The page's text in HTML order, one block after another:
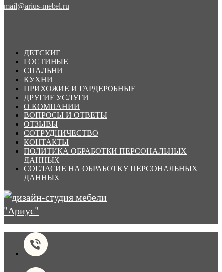
mail@arius-mebel.ru
ДЕТСКИЕ
ГОСТИНЫЕ
СПАЛЬНИ
КУХНИ
ПРИХОЖИЕ И ГАРДЕРОБНЫЕ
ДРУГИЕ УСЛУГИ
О КОМПАНИИ
ВОПРОСЫ И ОТВЕТЫ
ОТЗЫВЫ
СОТРУДНИЧЕСТВО
КОНТАКТЫ
ПОЛИТИКА ОБРАБОТКИ ПЕРСОНАЛЬНЫХ
ДАННЫХ
СОГЛАСИЕ НА ОБРАБОТКУ ПЕРСОНАЛЬНЫХ
ДАННЫХ